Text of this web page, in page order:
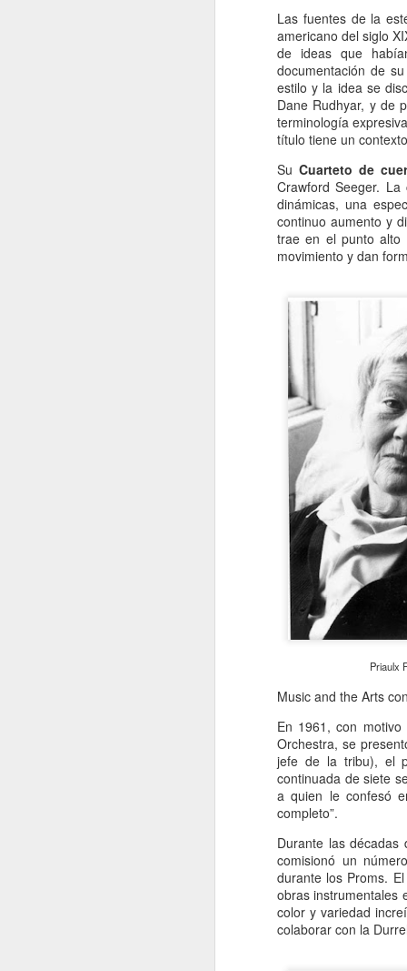
Las fuentes de la
americano del siglo
de ideas que
documentación de
estilo y la idea se
Dane Rudhyar, y de
terminología
título tiene un
Su Cuarteto de
Crawford Seeger. La
dinámicas, una
continuo aumento y
trae en el punto alto
movimiento y dan
Priaulx
Music and the Arts
En 1961, con
Orchestra, se
jefe de la tribu), el
continuada de siete
a quien le confesó
completo”.
Durante las
comisionó un
durante los Proms.
obras instrumentales
color y variedad
colaborar con la
Tiene algo de aventura. Quizás no
recupere aquel estado de
deslumbramiento pero también
podrían suscitarse otros nuevos.
Será un reencuentro con mis
marcas y subrayados.
13